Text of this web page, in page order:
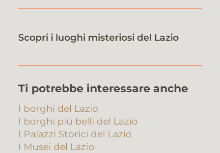
Scopri i luoghi misteriosi del Lazio
Ti potrebbe interessare anche
I borghi del Lazio
I borghi più belli del Lazio
I Palazzi Storici del Lazio
I Musei del Lazio